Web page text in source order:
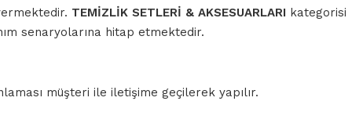
TEMİZLİK SETLERİ & AKSESUARLARI kategorisi
senaryolarına hitap etmektedir.
müşteri ile iletişime geçilerek yapılır.